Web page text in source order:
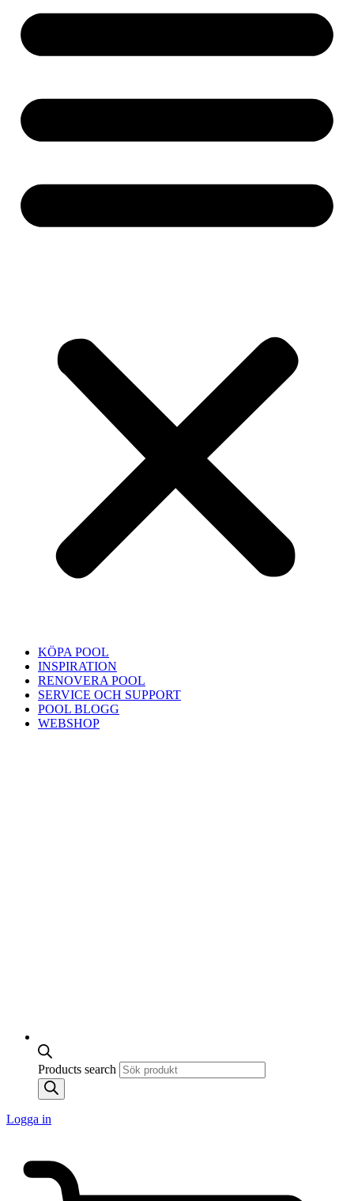
KÖPA POOL
INSPIRATION
RENOVERA POOL
SERVICE OCH SUPPORT
POOL BLOGG
WEBSHOP
Products search
Logga in